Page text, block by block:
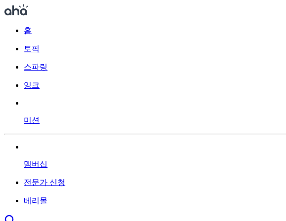
홈
토픽
스파링
잉크
미션
멤버십
전문가 신청
베리몰